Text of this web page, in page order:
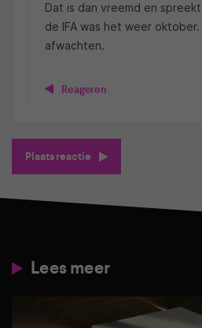
Dat is dan vreemd en
de IFA was het weer
afwachten.
Reageren
Plaats reactie
Lees meer